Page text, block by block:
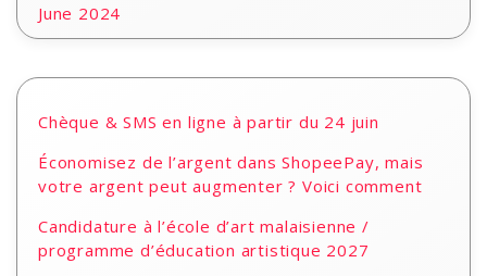
June 2024
Chèque & SMS en ligne à partir du 24 juin
Économisez de l’argent dans ShopeePay, mais
votre argent peut augmenter ? Voici comment
Candidature à l’école d’art malaisienne /
programme d’éducation artistique 2027